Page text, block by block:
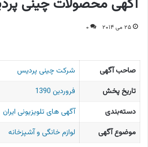
۲۵ می ۲۰۱۴ ۰
صاحب آگهی
شرکت چینی پردیس
تاریخ پخش
فروردین 1390
دسته‌بندی
آگهی های تلویزیونی ایران
موضوع آگهی
لوازم خانگی و آشپزخانه